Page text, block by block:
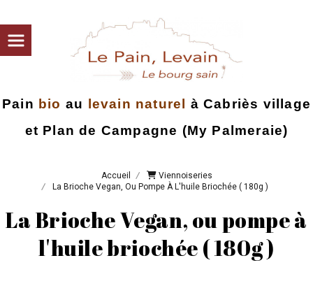
Pain bio au levain naturel à Cabriès village
et Plan de Campagne (My Palmeraie)
Accueil
Viennoiseries
La Brioche Vegan, Ou Pompe À L'huile Briochée ( 180g )
La Brioche Vegan, ou pompe à
l'huile briochée ( 180g )